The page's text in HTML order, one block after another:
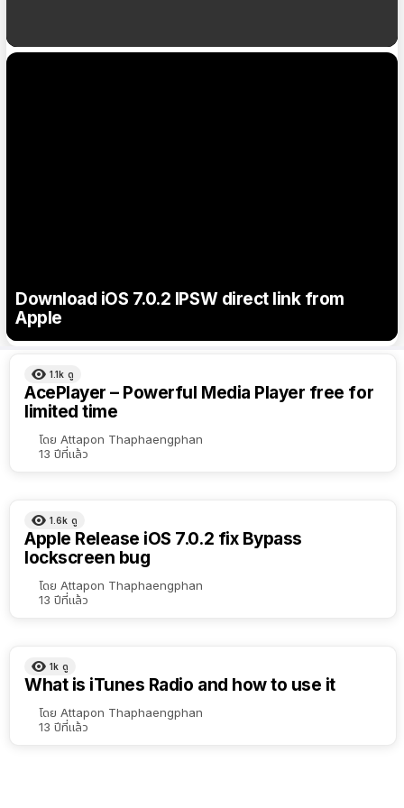
Download iOS 7.0.2 IPSW direct link from
Apple
ผลลัพธ์
ทั้งหมด
เรียง
ตาม
1.1k ดู
AcePlayer – Powerful Media Player free for
limited time
โดย Attapon Thaphaengphan
13 ปีที่แล้ว
1.6k ดู
Apple Release iOS 7.0.2 fix Bypass
lockscreen bug
โดย Attapon Thaphaengphan
13 ปีที่แล้ว
1k ดู
What is iTunes Radio and how to use it
โดย Attapon Thaphaengphan
13 ปีที่แล้ว